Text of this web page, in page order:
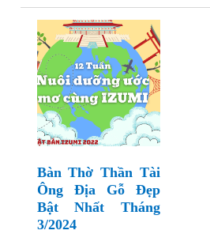
Bàn Thờ Thần Tài
Ông Địa Gỗ Đẹp
Bật Nhất Tháng
3/2024